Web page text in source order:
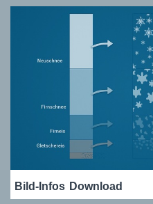
Bild-Infos Download